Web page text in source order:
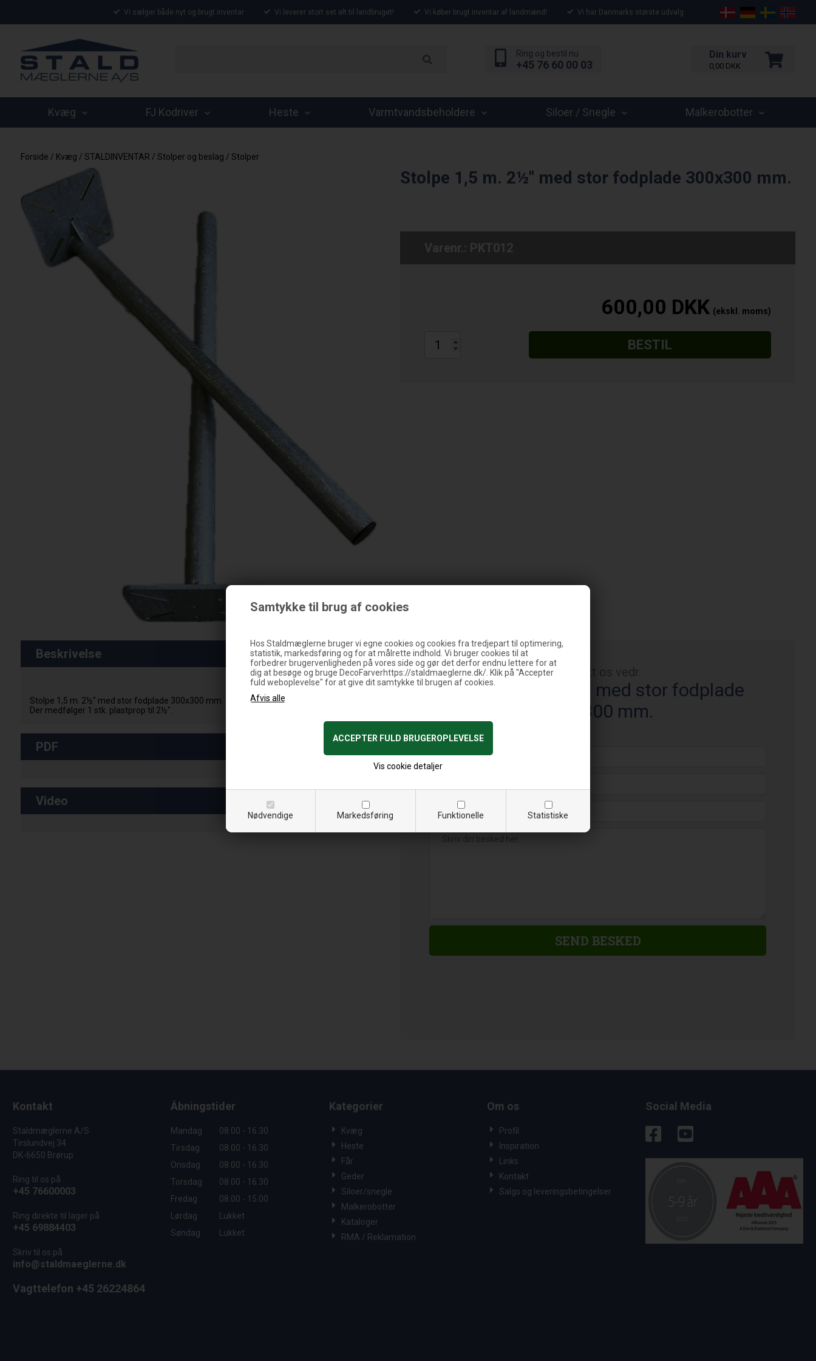
Samtykke til brug af cookies
Hos Staldmæglerne bruger vi egne cookies og cookies fra tredjepart til optimering,
statistik, markedsføring og for at målrette indhold. Vi bruger cookies til at
forbedrer brugervenligheden på vores side og gør det derfor endnu lettere for at
dig at besøge og bruge DecoFarverhttps://staldmaeglerne.dk/. Klik på "Accepter
fuld weboplevelse" for at give dit samtykke til brugen af cookies.
Nødvendige Markedsføring Funktionelle Statistiske
Vis cookie detaljer
Vi sælger både nyt og brugt inventar Vi leverer stort set alt til landbruget! Vi køber brugt inventar af landmænd! Vi har Danmarks største udvalg
Din kurv
0,00 DKK
Ring og bestil nu
+45 76 60 00 03
Kvæg FJ Kodriver Heste Varmtvandsbeholdere Siloer / Snegle Malkerobotter
Forside / Kvæg / STALDINVENTAR / Stolper og beslag / Stolper
Stolpe 1,5 m. 2½" med stor fodplade 300x300 mm.
Varenr.: PKT012
600,00 DKK
BESTIL
Beskrivelse
Stolpe 1,5 m. 2½" med stor fodplade 300x300 mm.
Der medfølger 1 stk. plastprop til 2½".
PDF
Video
Stolpe 1,5 m. 2½" med stor fodplade
300x300 mm.
Kontakt
Staldmæglerne A/S
Tirslundvej 34
DK-6650 Brørup
Ring til os på
+45 76600003
Ring direkte til lager på
+45 69884403
Skriv til os på
info@staldmaeglerne.dk
Vagttelefon +45 26224864
Åbningstider
Mandag
08.00 - 16.30
Tirsdag
08.00 - 16.30
Onsdag
08.00 - 16.30
Torsdag
08.00 - 16.30
Fredag
08.00 - 15.00
Lørdag
Lukket
Søndag
Lukket
Kategorier
Kvæg
Heste
Får
Geder
Siloer/snegle
Malkerobotter
Kataloger
RMA / Reklamation
Om os
Profil
Inspiration
Links
Kontakt
Salgs og leveringsbetingelser
Social Media